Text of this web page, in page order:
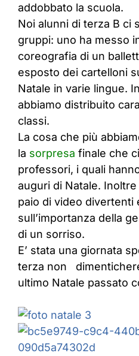
addobbato la scuola.
Noi alunni di terza B ci
gruppi: uno ha messo
coreografia di un
esposto dei cartelloni
Natale in varie lingue.
abbiamo distribuito
classi.
La cosa che più
la sorpresa finale che
professori, i quali
auguri di Natale.
paio di video divertenti
sull’importanza della
di un sorriso.
E’ stata una giornata
terza non
ultimo Natale passato